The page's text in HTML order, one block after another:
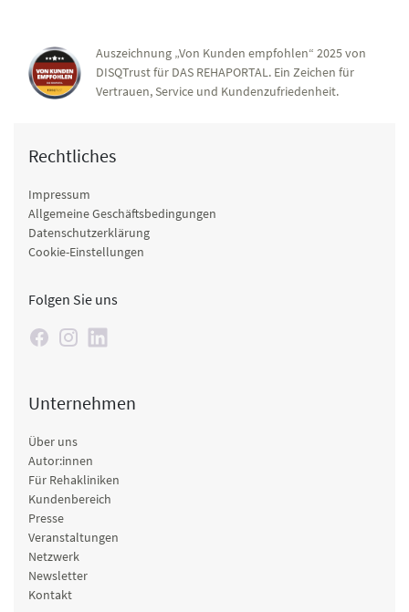
Auszeichnung „Von Kunden empfohlen“ 2025 von
DISQTrust für DAS REHAPORTAL. Ein Zeichen für
Vertrauen, Service und Kundenzufriedenheit.
Rechtliches
Impressum
Allgemeine Geschäftsbedingungen
Datenschutzerklärung
Cookie-Einstellungen
Folgen Sie uns
Unternehmen
Über uns
Autor:innen
Für Rehakliniken
Kundenbereich
Presse
Veranstaltungen
Netzwerk
Newsletter
Kontakt